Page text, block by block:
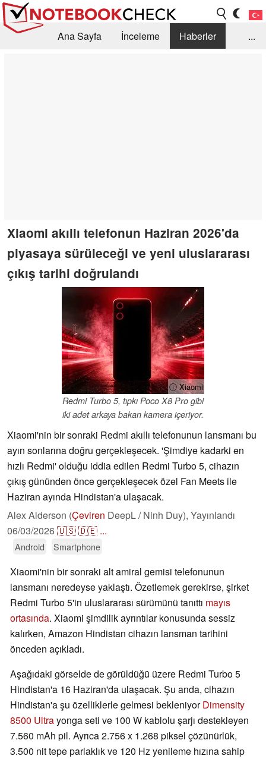
Ana Sayfa İnceleme
Haberler
...
Xiaomi akıllı telefonun Haziran 2026'da
piyasaya sürüleceği ve yeni uluslararası
çıkış tarihi doğrulandı
ⓘ Xiaomi
Redmi Turbo 5, tıpkı Poco X8 Pro gibi
iki adet arkaya bakan kamera içeriyor.
Xiaomi'nin bir sonraki Redmi akıllı telefonunun lansmanı bu
ayın sonlarına doğru gerçekleşecek. 'Şimdiye kadarki en
hızlı Redmi' olduğu iddia edilen Redmi Turbo 5, cihazın
çıkış gününden önce gerçekleşecek özel Fan Meets ile
Haziran ayında Hindistan'a ulaşacak.
Alex Alderson (Çeviren DeepL / Ninh Duy), Yayınlandı
06/03/2026🇺🇸🇩🇪 ...
Android Smartphone
Xiaomi'nin bir sonraki alt amiral gemisi telefonunun
lansmanı neredeyse yaklaştı. Özetlemek gerekirse, şirket
Redmi Turbo 5'in uluslararası sürümünü tanıttı mayıs
ortasında. Xiaomi şimdilik ayrıntılar konusunda sessiz
kalırken, Amazon Hindistan cihazın lansman tarihini
önceden açıkladı.
Aşağıdaki görselde de görüldüğü üzere Redmi Turbo 5
Hindistan'a 16 Haziran'da ulaşacak. Şu anda, cihazın
Hindistan'a şu özelliklerle gelmesi bekleniyorDimensity
8500 Ultrayonga seti ve 100 W kablolu şarjı destekleyen
7.560 mAh pil. Ayrıca 2.756 x 1.268 piksel çözünürlük,
3.500 nit tepe parlaklık ve 120 Hz yenileme hızına sahip